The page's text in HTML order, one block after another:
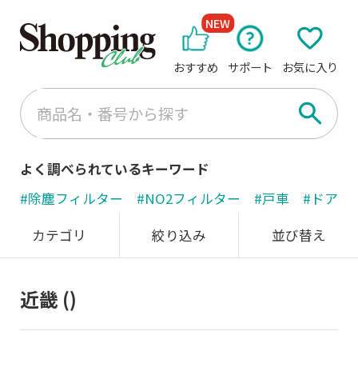
おすすめ
NEW
サポート お気に入り
よく調べられているキーワード
#除塵フィルター
#NO2フィルター #戸車
#ドアノ
カテゴリ
絞り込み 並び替え
近畿 ()